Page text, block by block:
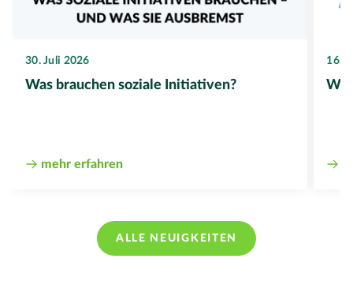
30. Juli 2026
Was brauchen soziale Initiativen?
mehr erfahren
16.
ALLE NEUIGKEITEN